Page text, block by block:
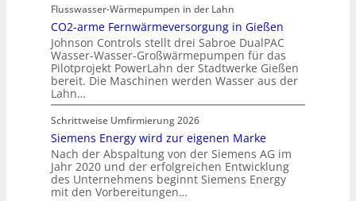
Flusswasser-Wärmepumpen in der Lahn
CO2-arme Fernwärmeversorgung in Gießen
Johnson Controls stellt drei Sabroe DualPAC
Wasser-Wasser-Großwärmepumpen für das
Pilotprojekt PowerLahn der Stadtwerke Gießen
bereit. Die Maschinen werden Wasser aus der
Lahn…
Schrittweise Umfirmierung 2026
Siemens Energy wird zur eigenen Marke
Nach der Abspaltung von der Siemens AG im
Jahr 2020 und der erfolgreichen Entwicklung
des Unternehmens beginnt Siemens Energy
mit den Vorbereitungen…